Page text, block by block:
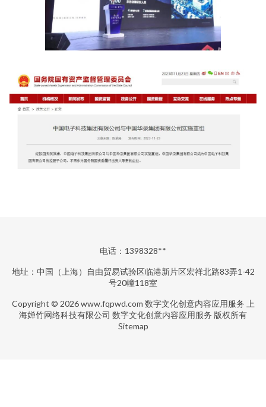
电话：1398328**
地址：中国（上海）自由贸易试验区临港新片区宏祥北路83弄1-42
号20幢118室
Copyright © 2026www.fqpwd.com 数字文化创意内容应用服务 上
海婵竹网络科技有限公司 数字文化创意内容应用服务 版权所有
Sitemap